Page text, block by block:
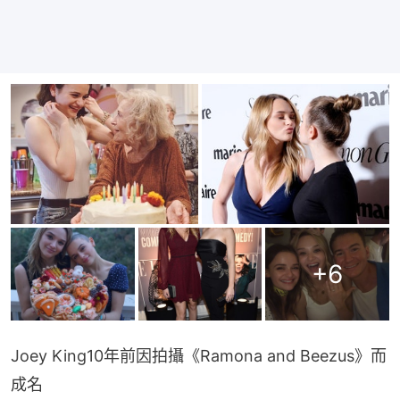
+6
Joey King10年前因拍攝《Ramona and Beezus》而
成名